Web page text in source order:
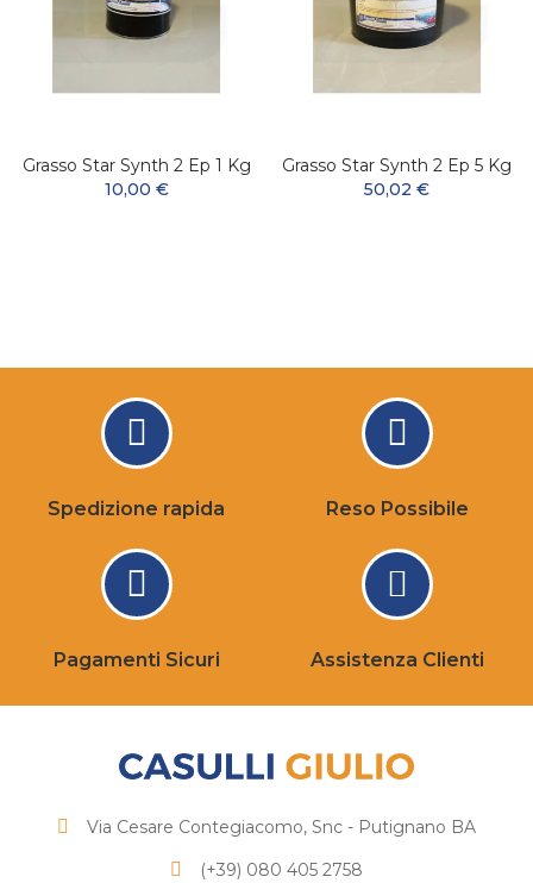
Grasso Star Synth 2 Ep 1 Kg
10,00 €
Grasso Star Synth 2 Ep 5 Kg
50,02 €
Spedizione rapida Reso Possibile
Pagamenti Sicuri Assistenza Clienti
Via Cesare Contegiacomo, Snc - Putignano BA
(+39) 080 405 2758